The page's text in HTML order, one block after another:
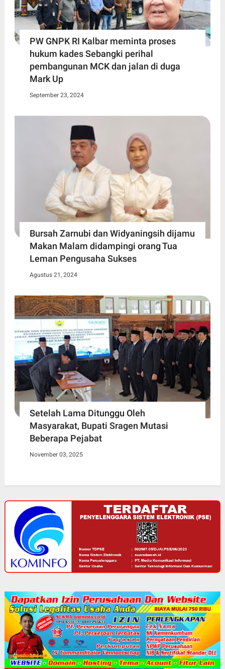
PW GNPK RI Kalbar meminta proses
hukum kades Sebangki perihal
pembangunan MCK dan jalan di duga
Mark Up
September 23, 2024
Bursah Zarnubi dan Widyaningsih dijamu
Makan Malam didampingi orang Tua
Leman Pengusaha Sukses
Agustus 21, 2024
Setelah Lama Ditunggu Oleh
Masyarakat, Bupati Sragen Mutasi
Beberapa Pejabat
November 03, 2025